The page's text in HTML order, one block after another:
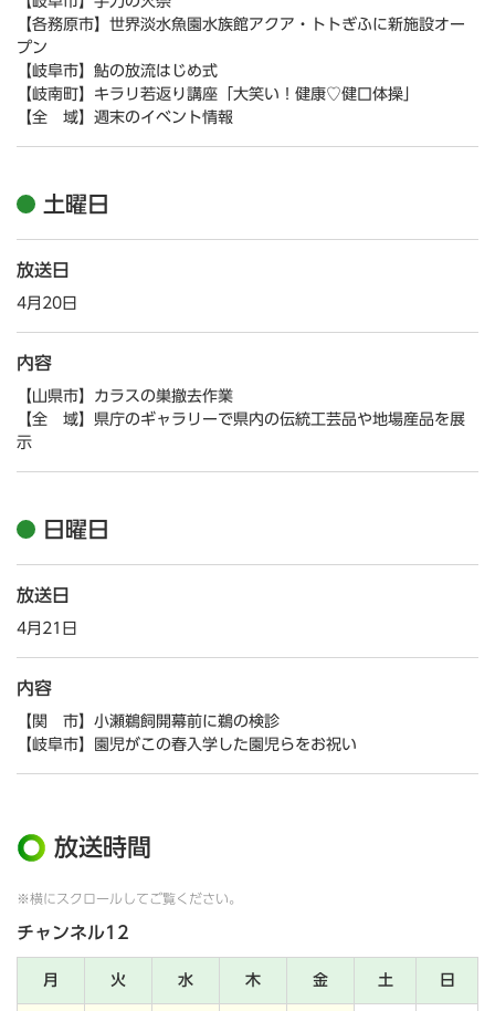
【各務原市】世界淡水魚園水族館アクア・トトぎふに新施設オー
プン
【岐阜市】鮎の放流はじめ式
【岐南町】キラリ若返り講座「大笑い！健康♡健口体操」
【全 域】週末のイベント情報
土曜日
放送日
4月20日
内容
【山県市】カラスの巣撤去作業
【全 域】県庁のギャラリーで県内の伝統工芸品や地場産品を展
示
日曜日
放送日
4月21日
内容
【関 市】小瀬鵜飼開幕前に鵜の検診
【岐阜市】園児がこの春入学した園児らをお祝い
放送時間
※横にスクロールしてご覧ください。
チャンネル12
月 火 水 木 金 土 日